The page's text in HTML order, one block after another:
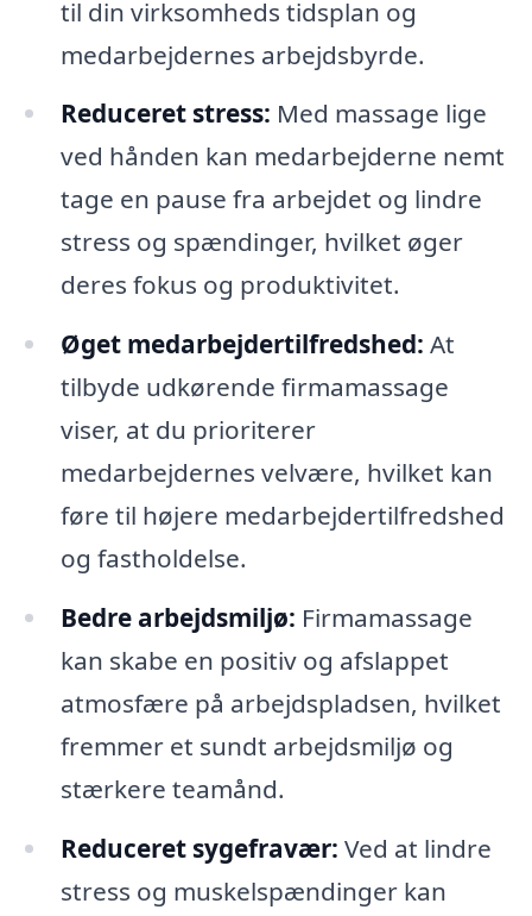
til din virksomheds tidsplan og
medarbejdernes arbejdsbyrde.
Reduceret stress: Med massage lige
ved hånden kan medarbejderne nemt
tage en pause fra arbejdet og lindre
stress og spændinger, hvilket øger
deres fokus og produktivitet.
Øget medarbejdertilfredshed: At
tilbyde udkørende firmamassage
viser, at du prioriterer
medarbejdernes velvære, hvilket kan
føre til højere medarbejdertilfredshed
og fastholdelse.
Bedre arbejdsmiljø: Firmamassage
kan skabe en positiv og afslappet
atmosfære på arbejdspladsen, hvilket
fremmer et sundt arbejdsmiljø og
stærkere teamånd.
Reduceret sygefravær: Ved at lindre
stress og muskelspændinger kan